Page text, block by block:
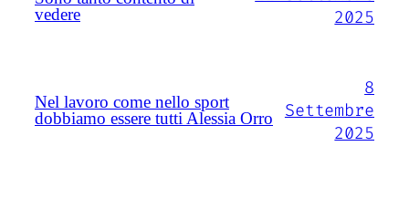
vedere
2025
Nel lavoro come nello sport
dobbiamo essere tutti Alessia Orro
8
Settembre
2025